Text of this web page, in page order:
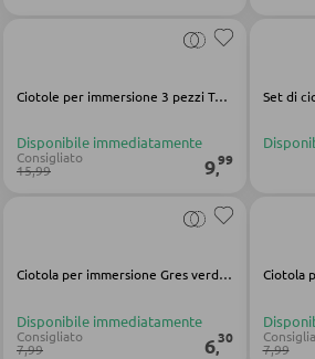
Carrelli da bar
Tavoli da pranzo
Ciotole per immersione 3 pezzi Tab Gandia in porcellana bianca
Disponibile immediatamente
Consigliato
15,99 9,99
Ciotola per immersione Gres verde Caldera
Disponibile immediatamente
Consigliato
7,99 6,30
7,99